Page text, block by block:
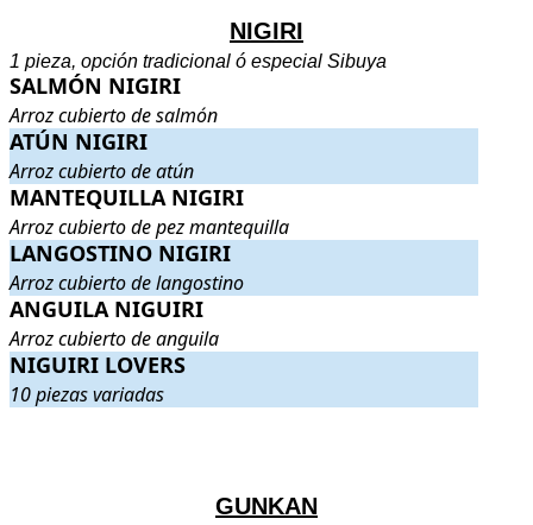
NIGIRI
1 pieza, opción tradicional ó especial Sibuya
SALMÓN NIGIRI . Arroz cubierto de salmón
SALMÓN NIGIRI
Arroz cubierto de salmón
ATÚN NIGIRI . Arroz cubierto de atún
ATÚN NIGIRI
Arroz cubierto de atún
MANTEQUILLA NIGIRI . Arroz cubierto de pez mantequilla
MANTEQUILLA NIGIRI
Arroz cubierto de pez mantequilla
LANGOSTINO NIGIRI . Arroz cubierto de langostino
LANGOSTINO NIGIRI
Arroz cubierto de langostino
ANGUILA NIGUIRI . Arroz cubierto de anguila
ANGUILA NIGUIRI
Arroz cubierto de anguila
NIGUIRI LOVERS . 10 piezas variadas
NIGUIRI LOVERS
10 piezas variadas
GUNKAN